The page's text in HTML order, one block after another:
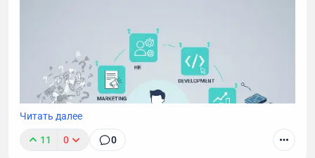
Читать далее
11 0 0